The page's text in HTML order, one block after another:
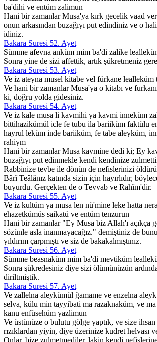
ba'dihi ve entüm zalimun
Hani bir zamanlar Musa'ya kırk gecelik vaad
onun arkasından buzağıyı put edindiniz ve o
idiniz.
Bakara Suresi 52. Ayet
Sümme afevna anküm mim ba'di zalike
Sonra yine de sizi affettik, artık şükretmeniz
Bakara Suresi 53. Ayet
Ve iz ateyna musel kitabe vel fürkane lealleküm
Ve hani bir zamanlar Musa'ya o kitabı ve
ki, doğru yolda gidesiniz.
Bakara Suresi 54. Ayet
Ve iz kale musa li kavmihi ya kavmi inneküm
bittihazikümül icle fe tubu ila bariiküm faktülu
hayrul leküm inde bariiküm, fe tabe aleyküm,
rahiym
Hani bir zamanlar Musa kavmine dedi ki; Ey
buzağıyı put edinmekle kendi kendinize
Rabbinize tevbe ile dönün de nefislerinizi
Bârî Teâlânız katında sizin için hayırlıdır,
buyurdu. Gerçekten de o Tevvab ve Rahîm'dir.
Bakara Suresi 55. Ayet
Ve iz kultüm ya musa len nü'mine leke hatta
ehazetkümüs saikatü ve entüm tenzurun
Hani bir zamanlar "Ey Musa biz Allah'ı açıkça
sözünle asla inanmayacağız." demiştiniz de
yıldırım çarpmıştı ve siz de bakakalmıştınız.
Bakara Suresi 56. Ayet
Sümme beasnaküm mim ba'di mevtiküm
Sonra şükredesiniz diye sizi ölümünüzün
diriltmiştik.
Bakara Suresi 57. Ayet
Ve zallelna aleykümül ğamame ve enzelna
selva, külu min tayyibati ma razaknaküm, ve
kanu enfüsehüm yazlimun
Ve üstünüze o bulutu gölge yaptık, ve size
rızıklardan yiyin, diye üzerinize kudret helvası